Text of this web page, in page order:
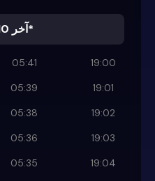
آخر 10 ليالٍ*
05:41
19:00
05:39
19:01
05:38
19:02
05:36
19:03
05:35
19:04